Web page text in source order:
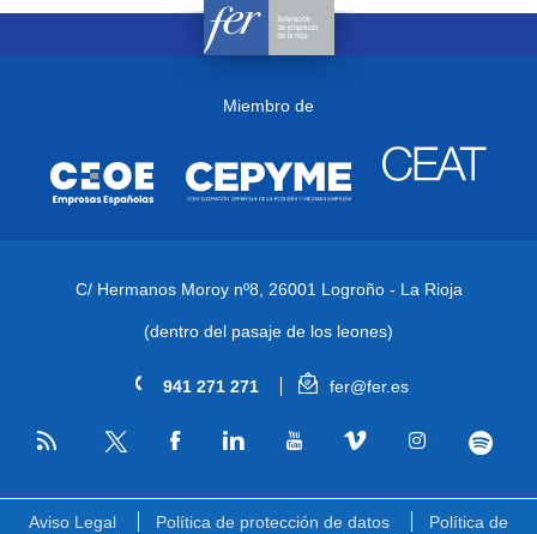
Miembro de
C/ Hermanos Moroy nº8, 26001 Logroño - La Rioja
(dentro del pasaje de los leones)
941 271 271 fer@fer.es
RSS
Aviso Legal Política de protección de datos
Política de